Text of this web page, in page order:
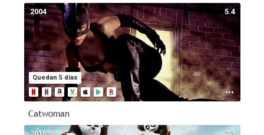
5.4
Quedan 5 días
2004
Catwoman